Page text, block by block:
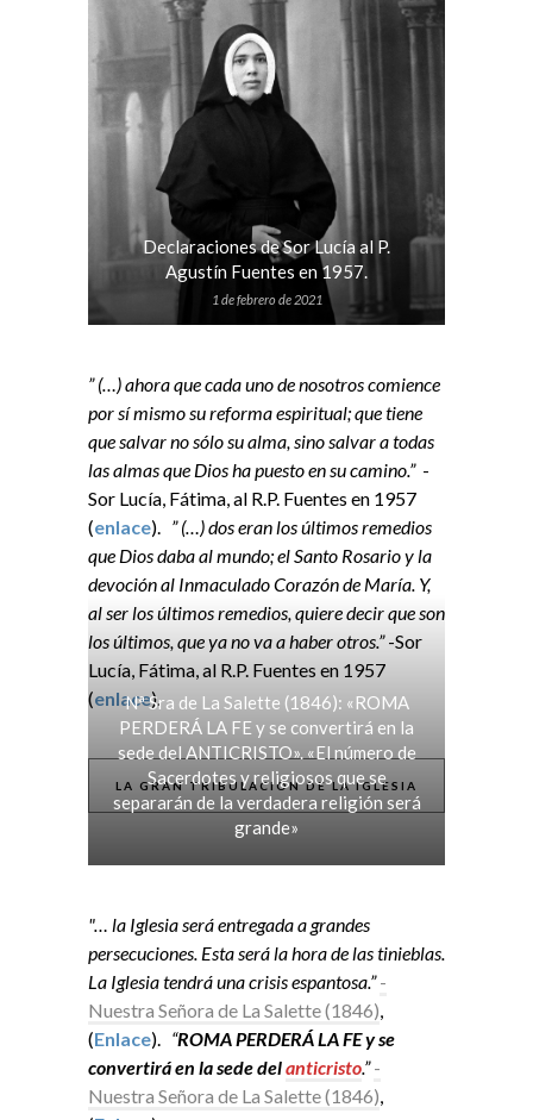
Declaraciones de Sor Lucía al P.
Agustín Fuentes en 1957.
1 de febrero de 2021
” (…) ahora que cada uno de nosotros comience
por sí mismo su reforma espiritual; que tiene
que salvar no sólo su alma, sino salvar a todas
las almas que Dios ha puesto en su camino.” -
Sor Lucía, Fátima, al R.P. Fuentes en 1957
(enlace). ” (…) dos eran los últimos remedios
que Dios daba al mundo; el Santo Rosario y la
devoción al Inmaculado Corazón de María. Y,
al ser los últimos remedios, quiere decir que son
los últimos, que ya no va a haber otros.”-Sor
Lucía, Fátima, al R.P. Fuentes en 1957
(enlace).
LA GRAN TRIBULACIÓN DE LA IGLESIA
Nª Sra de La Salette (1846): «ROMA
PERDERÁ LA FE y se convertirá en la
sede del ANTICRISTO». «El número de
Sacerdotes y religiosos que se
separarán de la verdadera religión será
grande»
"… la Iglesia será entregada a grandes
persecuciones. Esta será la hora de las tinieblas.
La Iglesia tendrá una crisis espantosa.” -
Nuestra Señora de La Salette (1846),
(Enlace). “ROMA PERDERÁ LA FE y se
convertirá en la sede delanticristo.” -
Nuestra Señora de La Salette (1846),